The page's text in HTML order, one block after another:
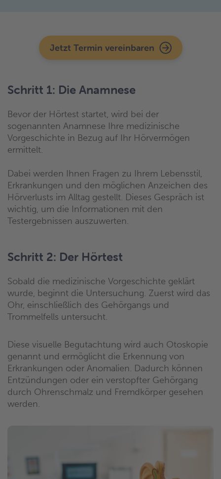
Jetzt Termin vereinbaren
Schritt 1: Die Anamnese
Bevor der Hörtest startet, wird bei der
sogenannten Anamnese Ihre medizinische
Vorgeschichte in Bezug auf Ihr Hörvermögen
ermittelt.
Dabei werden Ihnen Fragen zu Ihrem Lebensstil,
Erkrankungen und den möglichen Anzeichen des
Hörverlusts im Alltag gestellt. Dieses Gespräch ist
wichtig, um die Informationen mit den
Testergebnissen auszuwerten.
Schritt 2: Der Hörtest
Sobald die medizinische Vorgeschichte geklärt
wurde, beginnt die Untersuchung. Zuerst wird das
Ohr, einschließlich des Gehörgangs und
Trommelfells untersucht.
Diese visuelle Begutachtung wird auch Otoskopie
genannt und ermöglicht die Erkennung von
Erkrankungen oder Anomalien. Dadurch können
Entzündungen oder ein verstopfter Gehörgang
durch Ohrenschmalz und Fremdkörper gesehen
werden.